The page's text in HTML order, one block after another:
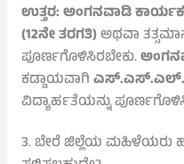
ಉತ್ತರ:ಅಂಗನವಾಡಿ
(12ನೇ ತರಗತಿ)ಅಥವಾ
ಪೂರ್ಣಗೊಳಿಸಿರಬೇಕು.
ಕಡ್ಡಾಯವಾಗಿಎಸ್.ಎಸ್.ಎಲ್.ಸಿ
ವಿದ್ಯಾರ್ಹತೆಯನ್ನು
3. ಬೇರೆ ಜಿಲ್ಲೆಯ ಮಹಿಳೆಯರು